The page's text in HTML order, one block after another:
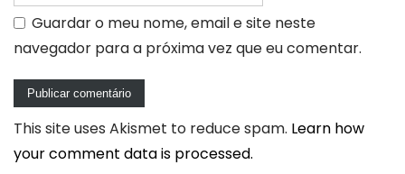
Guardar o meu nome, email e site neste
navegador para a próxima vez que eu comentar.
This site uses Akismet to reduce spam. Learn how
your comment data is processed.